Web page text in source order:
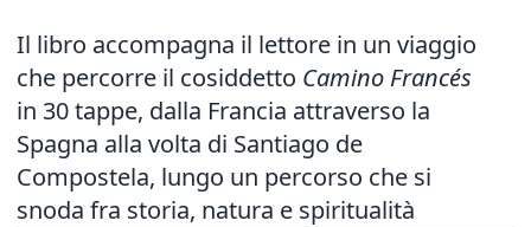
Il libro accompagna il lettore in un viaggio
che percorre il cosiddetto Camino Francés
in 30 tappe, dalla Francia attraverso la
Spagna alla volta di Santiago de
Compostela, lungo un percorso che si
snoda fra storia, natura e spiritualità